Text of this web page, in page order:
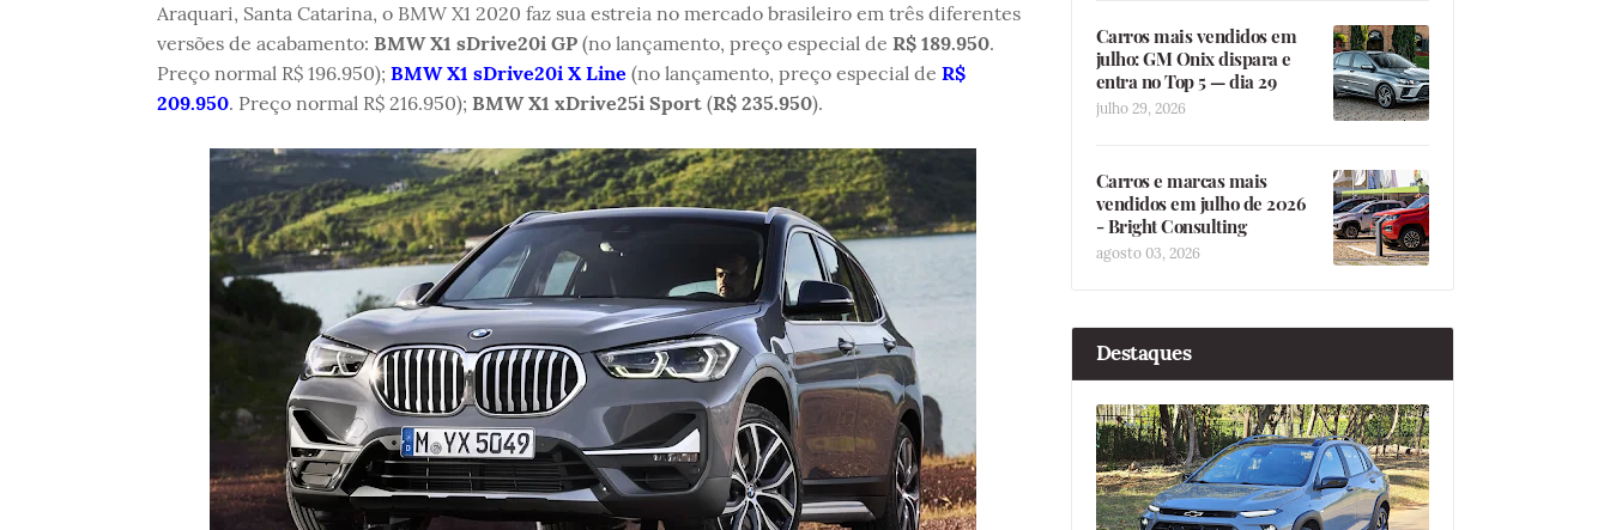
Araquari, Santa Catarina, o BMW X1 2020 faz sua estreia no mercado brasileiro em três diferentes
versões de acabamento: BMW X1 sDrive20i GP(no lançamento, preço especial de R$ 189.950.
Preço normal R$ 196.950); BMW X1 sDrive20i X Line (no lançamento, preço especial de R$
209.950. Preço normal R$ 216.950); BMW X1 xDrive25i Sport(R$ 235.950).
Carros mais vendidos em
julho: GM Onix dispara e
entra no Top 5 — dia 29
julho 29, 2026
Carros e marcas mais
vendidos em julho de 2026
- Bright Consulting
agosto 03, 2026
Destaques